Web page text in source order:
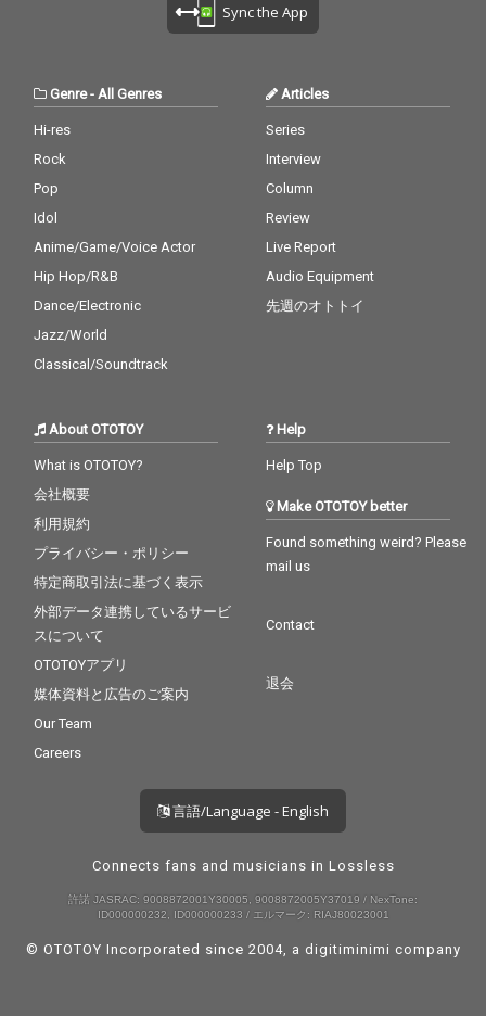
Sync the App
Genre- All Genres
Hi-res
Rock
Pop
Idol
Anime/Game/Voice Actor
Hip Hop/R&B
Dance/Electronic
Jazz/World
Classical/Soundtrack
Articles
Series
Interview
Column
Review
Live Report
Audio Equipment
先週のオトトイ
About OTOTOY
What is OTOTOY?
会社概要
利用規約
プライバシー・ポリシー
特定商取引法に基づく表示
外部データ連携しているサービ
スについて
OTOTOYアプリ
媒体資料と広告のご案内
Our Team
Careers
Help
Help Top
Make OTOTOY better
Found something weird? Please
mail us
Contact
退会
言語/Language - English
Connects fans and musicians in Lossless
許諾 JASRAC: 9008872001Y30005, 9008872005Y37019 / NexTone:
ID000000232, ID000000233 / エルマーク: RIAJ80023001
© OTOTOY Incorporated since 2004, a digitiminimi company